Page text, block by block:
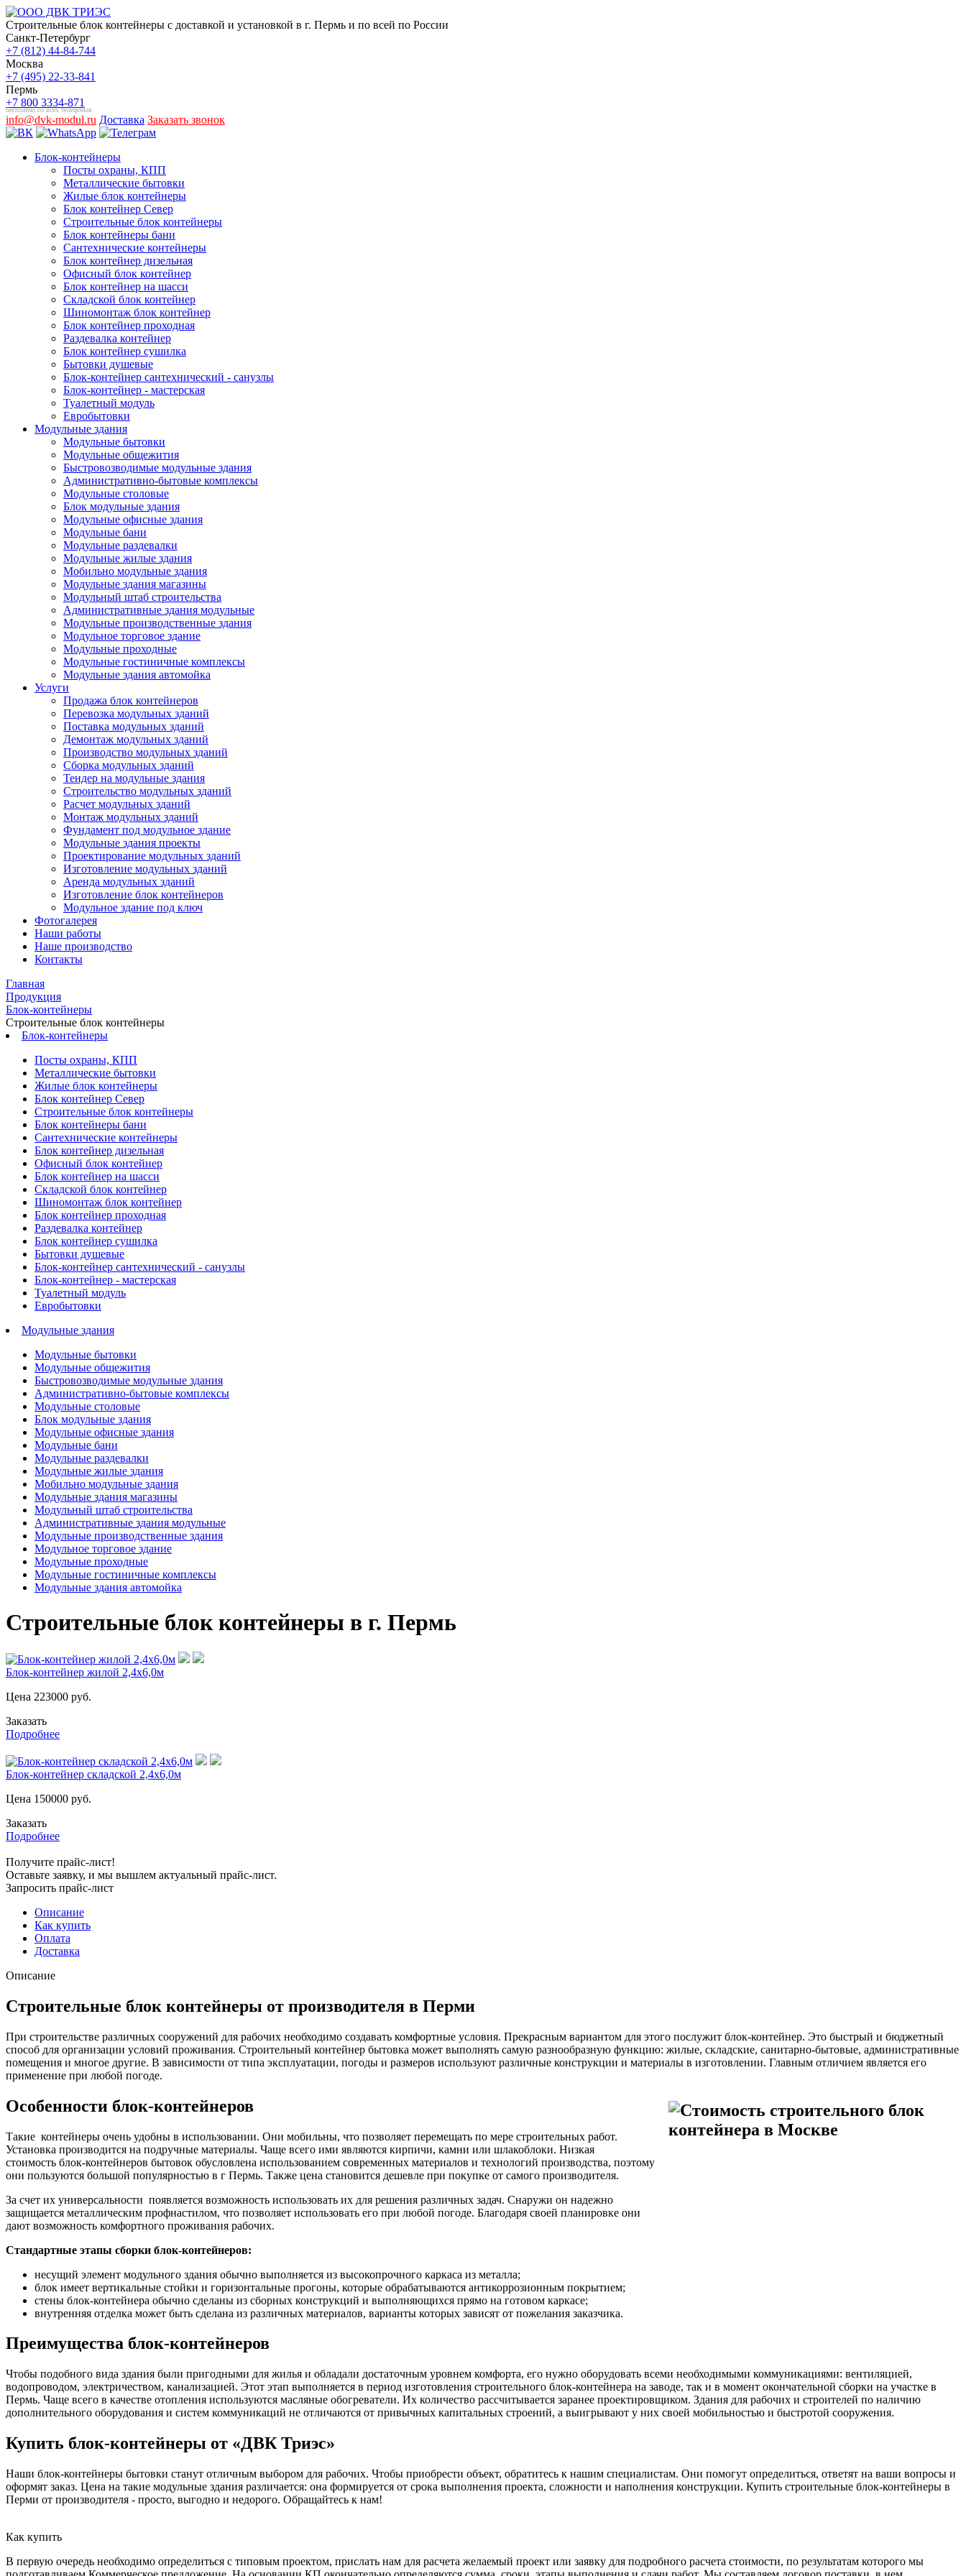
Строительные блок контейнеры с доставкой и установкой в г. Пермь и по всей по России
Санкт-Петербург
+7 (812) 44-84-744
Москва
+7 (495) 22-33-841
Пермь
+7 800 3334-871
бесплатно со всех телефонов
info@dvk-modul.ru Доставка Заказать звонок
Блок-контейнеры
Посты охраны, КПП
Металлические бытовки
Жилые блок контейнеры
Блок контейнер Север
Строительные блок контейнеры
Блок контейнеры бани
Сантехнические контейнеры
Блок контейнер дизельная
Офисный блок контейнер
Блок контейнер на шасси
Складской блок контейнер
Шиномонтаж блок контейнер
Блок контейнер проходная
Раздевалка контейнер
Блок контейнер сушилка
Бытовки душевые
Блок-контейнер сантехнический - санузлы
Блок-контейнер - мастерская
Туалетный модуль
Евробытовки
Модульные здания
Модульные бытовки
Модульные общежития
Быстровозводимые модульные здания
Административно-бытовые комплексы
Модульные столовые
Блок модульные здания
Модульные офисные здания
Модульные бани
Модульные раздевалки
Модульные жилые здания
Мобильно модульные здания
Модульные здания магазины
Модульный штаб строительства
Административные здания модульные
Модульные производственные здания
Модульное торговое здание
Модульные проходные
Модульные гостиничные комплексы
Модульные здания автомойка
Услуги
Продажа блок контейнеров
Перевозка модульных зданий
Поставка модульных зданий
Демонтаж модульных зданий
Производство модульных зданий
Сборка модульных зданий
Тендер на модульные здания
Строительство модульных зданий
Расчет модульных зданий
Монтаж модульных зданий
Фундамент под модульное здание
Модульные здания проекты
Проектирование модульных зданий
Изготовление модульных зданий
Аренда модульных зданий
Изготовление блок контейнеров
Модульное здание под ключ
Фотогалерея
Наши работы
Наше производство
Контакты
Главная
Продукция
Блок-контейнеры
Строительные блок контейнеры
Блок-контейнеры
Посты охраны, КПП
Металлические бытовки
Жилые блок контейнеры
Блок контейнер Север
Строительные блок контейнеры
Блок контейнеры бани
Сантехнические контейнеры
Блок контейнер дизельная
Офисный блок контейнер
Блок контейнер на шасси
Складской блок контейнер
Шиномонтаж блок контейнер
Блок контейнер проходная
Раздевалка контейнер
Блок контейнер сушилка
Бытовки душевые
Блок-контейнер сантехнический - санузлы
Блок-контейнер - мастерская
Туалетный модуль
Евробытовки
Модульные здания
Модульные бытовки
Модульные общежития
Быстровозводимые модульные здания
Административно-бытовые комплексы
Модульные столовые
Блок модульные здания
Модульные офисные здания
Модульные бани
Модульные раздевалки
Модульные жилые здания
Мобильно модульные здания
Модульные здания магазины
Модульный штаб строительства
Административные здания модульные
Модульные производственные здания
Модульное торговое здание
Модульные проходные
Модульные гостиничные комплексы
Модульные здания автомойка
Строительные блок контейнеры в г. Пермь
Блок-контейнер жилой 2,4х6,0м
Цена 223000 руб.
Заказать
Подробнее
Блок-контейнер складской 2,4х6,0м
Цена 150000 руб.
Заказать
Подробнее
Получите прайс-лист!
Оставьте заявку, и мы вышлем актуальный прайс-лист.
Запросить прайс-лист
Описание
Как купить
Оплата
Доставка
Описание
Строительные блок контейнеры от производителя в Перми
При строительстве различных сооружений для рабочих необходимо создавать комфортные условия. Прекрасным вариантом для этого послужит блок-контейнер. Это быстрый и бюджетный
способ для организации условий проживания. Строительный контейнер бытовка может выполнять самую разнообразную функцию: жилые, складские, санитарно-бытовые, административные
помещения и многое другие. В зависимости от типа эксплуатации, погоды и размеров используют различные конструкции и материалы в изготовлении. Главным отличием является его
применение при любой погоде.
Особенности блок-контейнеров
Такие контейнеры очень удобны в использовании. Они мобильны, что позволяет перемещать по мере строительных работ.
Установка производится на подручные материалы. Чаще всего ими являются кирпичи, камни или шлакоблоки. Низкая
стоимость блок-контейнеров бытовок обусловлена использованием современных материалов и технологий производства, поэтому
они пользуются большой популярностью в г Пермь. Также цена становится дешевле при покупке от самого производителя.
За счет их универсальности появляется возможность использовать их для решения различных задач. Снаружи он надежно
защищается металлическим профнастилом, что позволяет использовать его при любой погоде. Благодаря своей планировке они
дают возможность комфортного проживания рабочих.
Стандартные этапы сборки блок-контейнеров:
несущий элемент модульного здания обычно выполняется из высокопрочного каркаса из металла;
блок имеет вертикальные стойки и горизонтальные прогоны, которые обрабатываются антикоррозионным покрытием;
стены блок-контейнера обычно сделаны из сборных конструкций и выполняющихся прямо на готовом каркасе;
внутренняя отделка может быть сделана из различных материалов, варианты которых зависят от пожелания заказчика.
Преимущества блок-контейнеров
Чтобы подобного вида здания были пригодными для жилья и обладали достаточным уровнем комфорта, его нужно оборудовать всеми необходимыми коммуникациями: вентиляцией,
водопроводом, электричеством, канализацией. Этот этап выполняется в период изготовления строительного блок-контейнера на заводе, так и в момент окончательной сборки на участке в
Пермь. Чаще всего в качестве отопления используются масляные обогреватели. Их количество рассчитывается заранее проектировщиком. Здания для рабочих и строителей по наличию
дополнительного оборудования и систем коммуникаций не отличаются от привычных капитальных строений, а выигрывают у них своей мобильностью и быстротой сооружения.
Купить блок-контейнеры от «ДВК Триэс»
Наши блок-контейнеры бытовки станут отличным выбором для рабочих. Чтобы приобрести объект, обратитесь к нашим специалистам. Они помогут определиться, ответят на ваши вопросы и
оформят заказ. Цена на такие модульные здания различается: она формируется от срока выполнения проекта, сложности и наполнения конструкции. Купить строительные блок-контейнеры в
Перми от производителя - просто, выгодно и недорого. Обращайтесь к нам!
Как купить
В первую очередь необходимо определиться с типовым проектом, прислать нам для расчета желаемый проект или заявку для подробного расчета стоимости, по результатам которого мы